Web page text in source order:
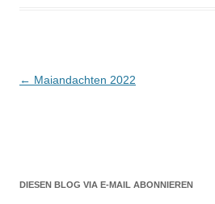
Beitragsnavigation
← Maiandachten 2022
DIESEN BLOG VIA E-MAIL ABONNIEREN